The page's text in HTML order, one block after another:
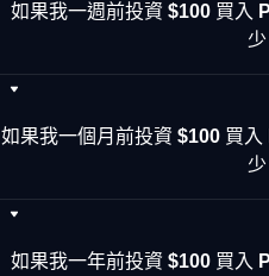
如果我一週前投資 $100 買入
少
如果我一個月前投資 $100 買
少
如果我一年前投資 $100 買入